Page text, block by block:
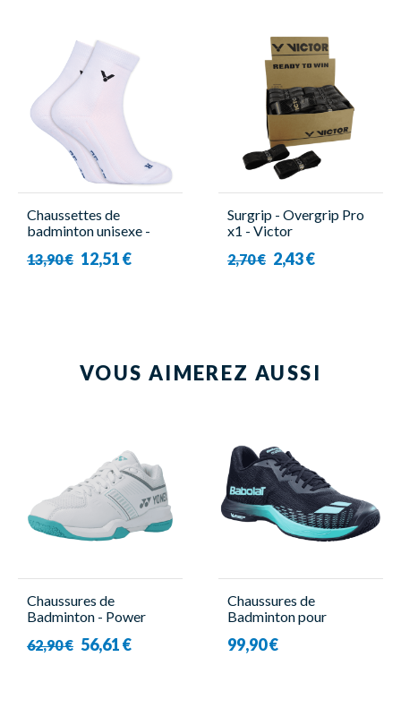
Chaussettes de
badminton unisexe -
Performance ( x2 )
13,90 € 12,51 €
Surgrip - Overgrip Pro
x1 - Victor
2,70 € 2,43 €
VOUS AIMEREZ AUSSI
Chaussures de
Badminton - Power
Blanc/Menthe - Enfant
62,90 € 56,61 €
Chaussures de
Badminton pour
2 Men Noir/Cyan -
99,90 €